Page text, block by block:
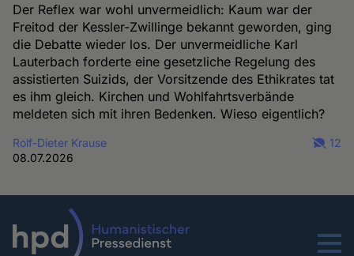
Der Reflex war wohl unvermeidlich: Kaum war der
Freitod der Kessler-Zwillinge bekannt geworden, ging
die Debatte wieder los. Der unvermeidliche Karl
Lauterbach forderte eine gesetzliche Regelung des
assistierten Suizids, der Vorsitzende des Ethikrates tat
es ihm gleich. Kirchen und Wohlfahrtsverbände
meldeten sich mit ihren Bedenken. Wieso eigentlich?
Rolf-Dieter Krause
08.07.2026
12
Menu